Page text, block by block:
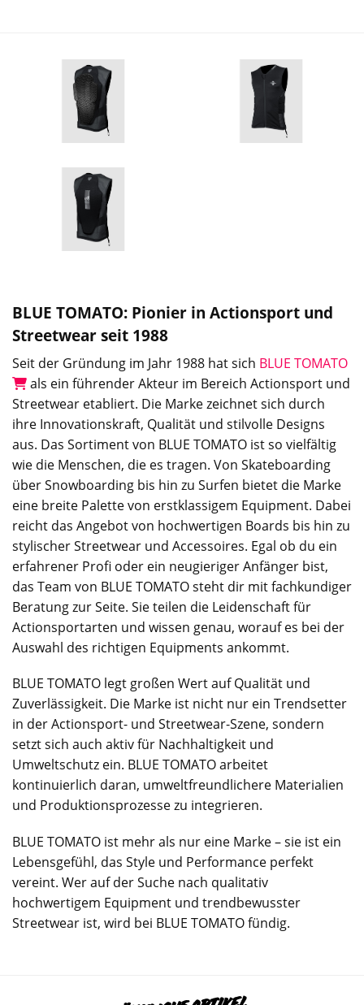
BLUE TOMATO: Pionier in Actionsport und
Streetwear seit 1988
Seit der Gründung im Jahr 1988 hat sich BLUE TOMATO
als ein führender Akteur im Bereich Actionsport und
Streetwear etabliert. Die Marke zeichnet sich durch
ihre Innovationskraft, Qualität und stilvolle Designs
aus. Das Sortiment von BLUE TOMATO ist so vielfältig
wie die Menschen, die es tragen. Von Skateboarding
über Snowboarding bis hin zu Surfen bietet die Marke
eine breite Palette von erstklassigem Equipment. Dabei
reicht das Angebot von hochwertigen Boards bis hin zu
stylischer Streetwear und Accessoires. Egal ob du ein
erfahrener Profi oder ein neugieriger Anfänger bist,
das Team von BLUE TOMATO steht dir mit fachkundiger
Beratung zur Seite. Sie teilen die Leidenschaft für
Actionsportarten und wissen genau, worauf es bei der
Auswahl des richtigen Equipments ankommt.
BLUE TOMATO legt großen Wert auf Qualität und
Zuverlässigkeit. Die Marke ist nicht nur ein Trendsetter
in der Actionsport- und Streetwear-Szene, sondern
setzt sich auch aktiv für Nachhaltigkeit und
Umweltschutz ein. BLUE TOMATO arbeitet
kontinuierlich daran, umweltfreundlichere Materialien
und Produktionsprozesse zu integrieren.
BLUE TOMATO ist mehr als nur eine Marke – sie ist ein
Lebensgefühl, das Style und Performance perfekt
vereint. Wer auf der Suche nach qualitativ
hochwertigem Equipment und trendbewusster
Streetwear ist, wird bei BLUE TOMATO fündig.